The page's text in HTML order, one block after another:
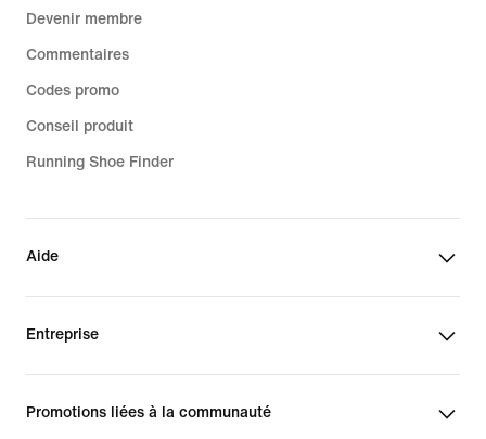
Devenir membre
Commentaires
Codes promo
Conseil produit
Running Shoe Finder
Aide
Entreprise
Promotions liées à la communauté